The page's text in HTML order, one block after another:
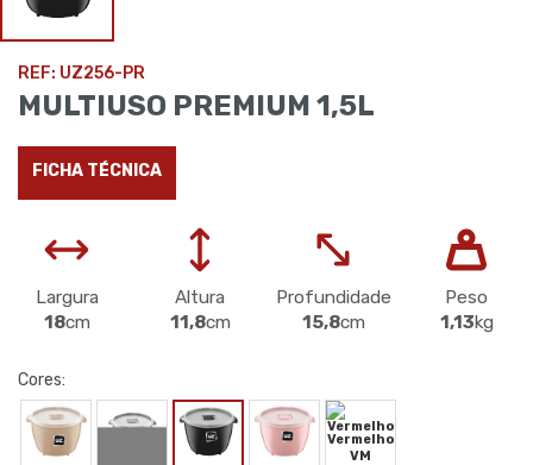
REF: UZ256-PR
MULTIUSO PREMIUM 1,5L
FICHA TÉCNICA
Largura
18cm
Altura
11,8cm
Profundidade
15,8cm
Peso
1,13kg
Cores:
Vermelho
VM